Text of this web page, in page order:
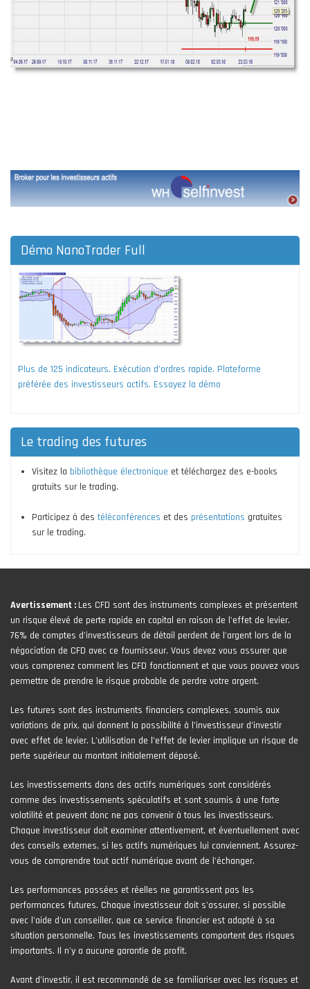
Démo NanoTrader Full
Plus de 125 indicateurs. Exécution d'ordres rapide. Plateforme
préférée des investisseurs actifs. Essayez la démo
Le trading des futures
Visitez la bibliothèque électronique et téléchargez des e-books
gratuits sur le trading.
Participez à destéléconférences et des présentations gratuites
sur le trading.
Avertissement : Les CFD sont des instruments complexes et présentent
un risque élevé de perte rapide en capital en raison de l'effet de levier.
76% de comptes d'investisseurs de détail perdent de l'argent lors de la
négociation de CFD avec ce fournisseur. Vous devez vous assurer que
vous comprenez comment les CFD fonctionnent et que vous pouvez vous
permettre de prendre le risque probable de perdre votre argent.
Les futures sont des instruments financiers complexes, soumis aux
variations de prix, qui donnent la possibilité à l’investisseur d’investir
avec effet de levier. L’utilisation de l’effet de levier implique un risque de
perte supérieur au montant initialement déposé.
Les investissements dans des actifs numériques sont considérés
comme des investissements spéculatifs et sont soumis à une forte
volatilité et peuvent donc ne pas convenir à tous les investisseurs.
Chaque investisseur doit examiner attentivement, et éventuellement avec
des conseils externes, si les actifs numériques lui conviennent. Assurez-
vous de comprendre tout actif numérique avant de l'échanger.
Les performances passées et réelles ne garantissent pas les
performances futures. Chaque investisseur doit s'assurer, si possible
avec l'aide d'un conseiller, que ce service financier est adapté à sa
situation personnelle. Tous les investissements comportent des risques
importants. Il n'y a aucune garantie de profit.
Avant d’investir, il est recommandé de se familiariser avec les risques et